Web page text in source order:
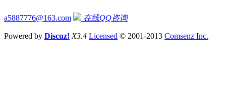
a5887776@163.com 在线QQ咨询
Powered by Discuz! X3.4 Licensed © 2001-2013 Comsenz Inc.